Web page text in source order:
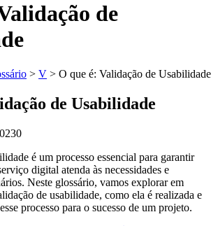
de
> V > O que é: Validação de Usabilidade
de Usabilidade
0
é um processo essencial para garantir
digital atenda às necessidades e
Neste glossário, vamos explorar em
de usabilidade, como ela é realizada e
processo para o sucesso de um projeto.